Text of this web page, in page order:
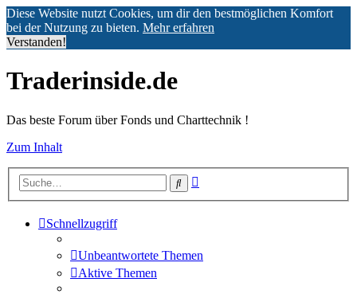
Diese Website nutzt Cookies, um dir den bestmöglichen Komfort
bei der Nutzung zu bieten. Mehr erfahren
Verstanden!
Traderinside.de
Das beste Forum über Fonds und Charttechnik !
Zum Inhalt
Suche
Schnellzugriff
Unbeantwortete Themen
Aktive Themen